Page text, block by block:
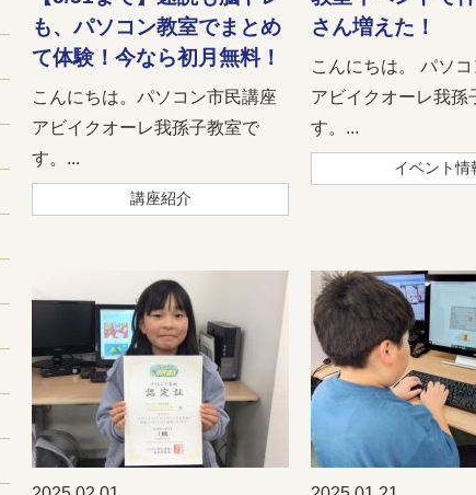
も、パソコン教室でまとめ
て体験！今なら初月無料！
こんにちは。パソコン市民講座
アビイクオーレ我孫子教室で
す。...
講座紹介
さん増えた！
こんにちは。 パソ
アビイクオーレ我孫
す。...
イベント情